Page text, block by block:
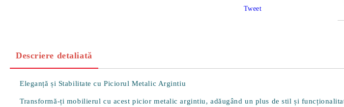
Tweet
Descriere detaliată
Eleganță și Stabilitate cu Piciorul Metalic Argintiu
Transformă-ți mobilierul cu acest picior metalic argintiu, adăugând un plus de stil și